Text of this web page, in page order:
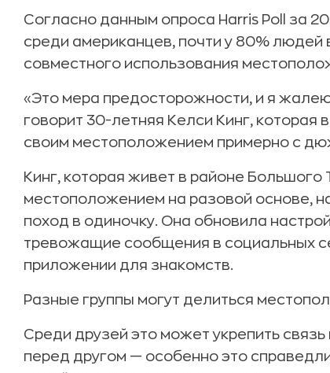
Согласно данным опроса Harris Poll за
среди американцев, почти у 80% людей
совместного использования
«Это мера предосторожности, и я
говорит 30-летняя Келси Кинг,
своим местоположением примерно с
Кинг, которая живет в районе
местоположением на разовой основе,
поход в одиночку. Она обновила
тревожащие сообщения в социальных
приложении для знакомств.
Разные группы могут делиться
Среди друзей это может укрепить
перед другом — особенно это